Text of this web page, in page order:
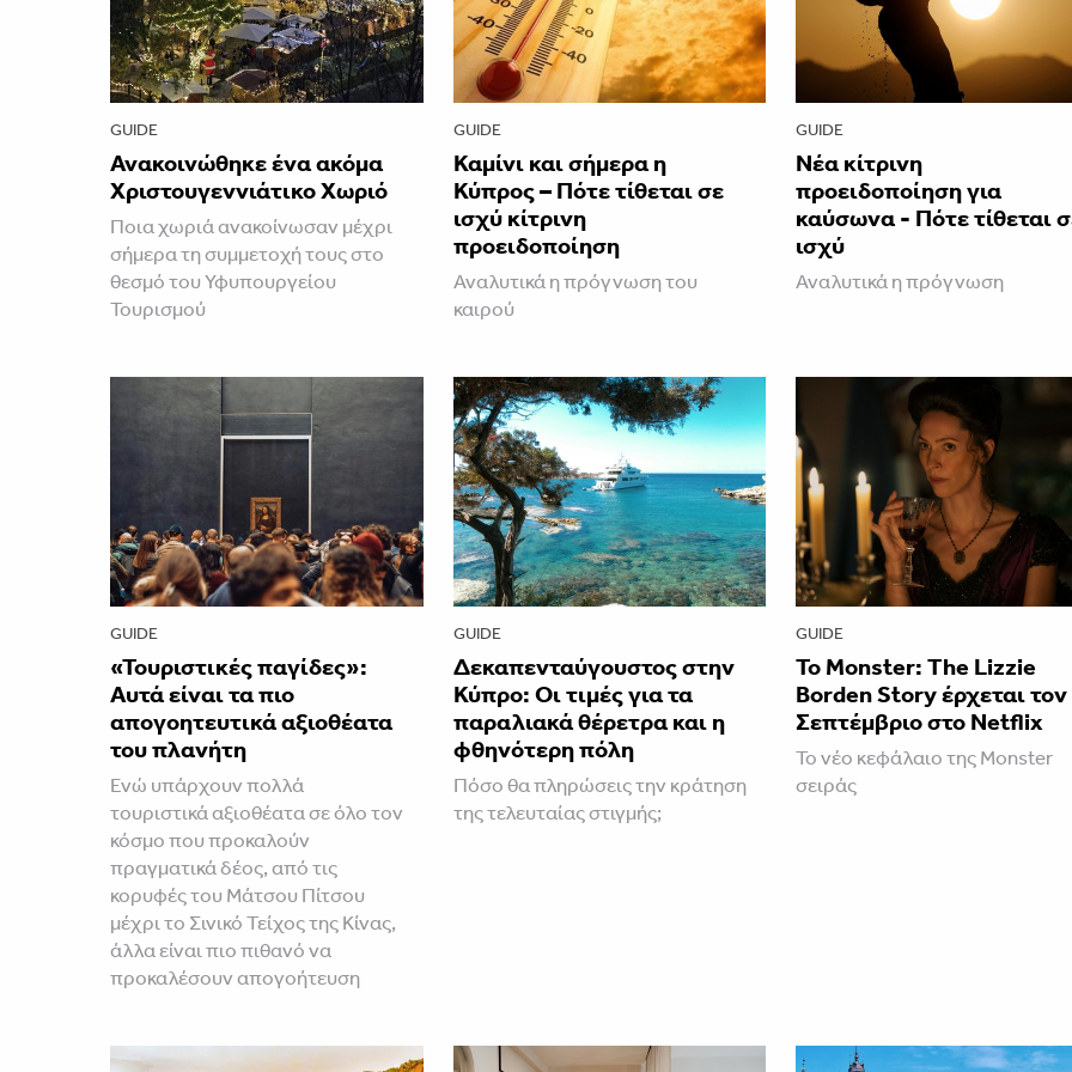
GUIDE
Ανακοινώθηκε ένα ακόμα
Χριστουγεννιάτικο Χωριό
Ποια χωριά ανακοίνωσαν μέχρι
σήμερα τη συμμετοχή τους στο
θεσμό του Υφυπουργείου
Τουρισμού
GUIDE
Καμίνι και σήμερα η
Κύπρος – Πότε τίθεται σε
ισχύ κίτρινη
προειδοποίηση
Αναλυτικά η πρόγνωση του
καιρού
GUIDE
Νέα κίτρινη
προειδοποίηση για
καύσωνα - Πότε τίθεται
ισχύ
Αναλυτικά η πρόγνωση
GUIDE
«Τουριστικές παγίδες»:
Αυτά είναι τα πιο
απογοητευτικά αξιοθέατα
του πλανήτη
Ενώ υπάρχουν πολλά
τουριστικά αξιοθέατα σε όλο τον
κόσμο που προκαλούν
πραγματικά δέος, από τις
κορυφές του Μάτσου Πίτσου
μέχρι το Σινικό Τείχος της Κίνας,
άλλα είναι πιο πιθανό να
προκαλέσουν απογοήτευση
GUIDE
Δεκαπενταύγουστος στην
Κύπρο: Οι τιμές για τα
παραλιακά θέρετρα και η
φθηνότερη πόλη
Πόσο θα πληρώσεις την κράτηση
της τελευταίας στιγμής;
GUIDE
Το Monster: The Lizzie
Borden Story έρχεται τον
Σεπτέμβριο στο Netflix
Το νέο κεφάλαιο της Monster
σειράς